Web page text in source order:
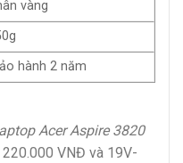
vàng
hành 2 năm
Acer Aspire 3820
VNĐ và 19V-